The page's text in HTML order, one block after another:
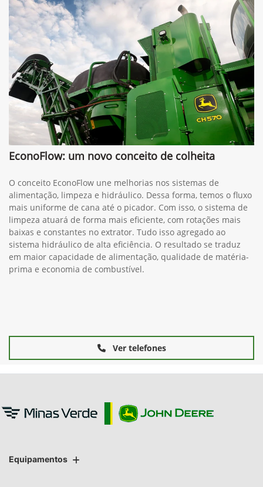
EconoFlow: um novo conceito de colheita
O conceito EconoFlow une melhorias nos sistemas de
alimentação, limpeza e hidráulico. Dessa forma, temos o fluxo
mais uniforme de cana até o picador. Com isso, o sistema de
limpeza atuará de forma mais eficiente, com rotações mais
baixas e constantes no extrator. Tudo isso agregado ao
sistema hidráulico de alta eficiência. O resultado se traduz
em maior capacidade de alimentação, qualidade de matéria-
prima e economia de combustível.
Ver telefones
Equipamentos